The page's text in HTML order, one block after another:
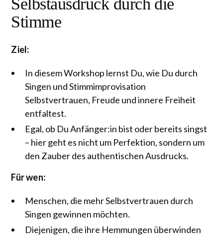
Selbstausdruck durch die
Stimme
Ziel:
In diesem Workshop lernst Du, wie Du durch
Singen und Stimmimprovisation
Selbstvertrauen, Freude und innere Freiheit
entfaltest.
Egal, ob Du Anfänger:in bist oder bereits singst
– hier geht es nicht um Perfektion, sondern um
den Zauber des authentischen Ausdrucks.
Für wen:
Menschen, die mehr Selbstvertrauen durch
Singen gewinnen möchten.
Diejenigen, die ihre Hemmungen überwinden